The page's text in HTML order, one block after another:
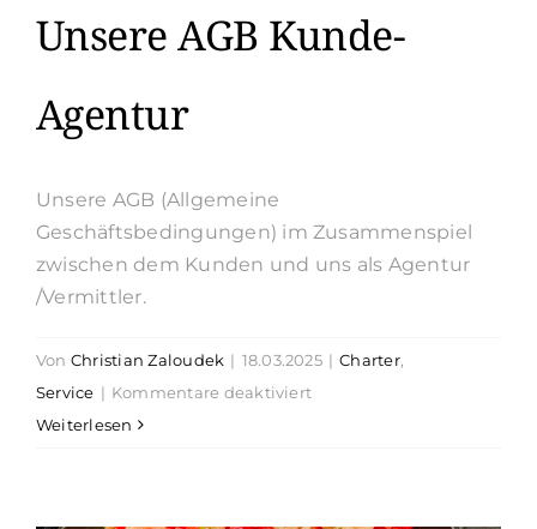
Unsere AGB Kunde-
Agentur
Unsere AGB (Allgemeine
Geschäftsbedingungen) im Zusammenspiel
zwischen dem Kunden und uns als Agentur
/Vermittler.
Von Christian Zaloudek | 18.03.2025 | Charter,
Service | Kommentare deaktiviertfür
Weiterlesen